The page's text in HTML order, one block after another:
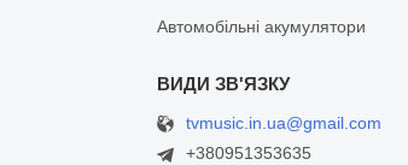
Автомобільні акумулятори
tvmusic.in.ua@gmail.com
+380951353635